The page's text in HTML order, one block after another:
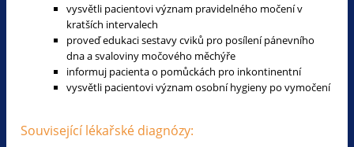
vysvětli pacientovi význam pravidelného močení v
kratších intervalech
proveď edukaci sestavy cviků pro posílení pánevního
dna a svaloviny močového měchýře
informuj pacienta o pomůckách pro inkontinentní
vysvětli pacientovi význam osobní hygieny po vymočení
Související lékařské diagnózy: